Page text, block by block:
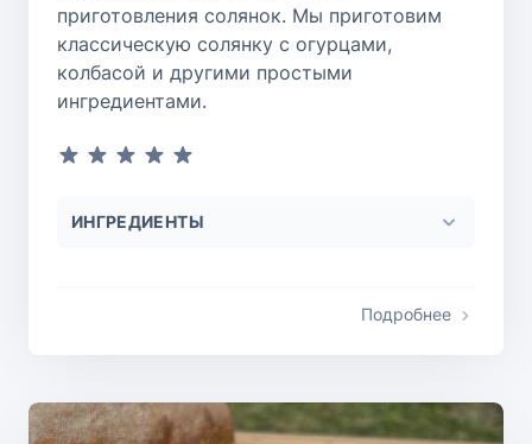
приготовления солянок. Мы приготовим
классическую солянку с огурцами,
колбасой и другими простыми
ингредиентами.
ИНГРЕДИЕНТЫ
Подробнее